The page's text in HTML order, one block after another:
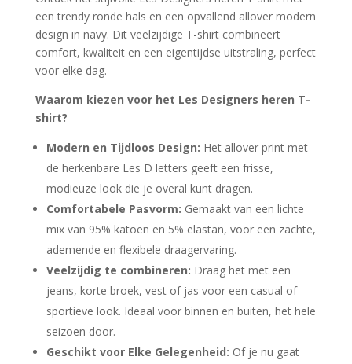
een trendy ronde hals en een opvallend allover modern
design in navy. Dit veelzijdige T-shirt combineert
comfort, kwaliteit en een eigentijdse uitstraling, perfect
voor elke dag.
Waarom kiezen voor het Les Designers heren T-
shirt?
Modern en Tijdloos Design: Het allover print met
de herkenbare Les D letters geeft een frisse,
modieuze look die je overal kunt dragen.
Comfortabele Pasvorm: Gemaakt van een lichte
mix van 95% katoen en 5% elastan, voor een zachte,
ademende en flexibele draagervaring.
Veelzijdig te combineren: Draag het met een
jeans, korte broek, vest of jas voor een casual of
sportieve look. Ideaal voor binnen en buiten, het hele
seizoen door.
Geschikt voor Elke Gelegenheid: Of je nu gaat